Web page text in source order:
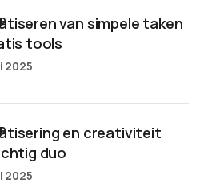
van simpele taken
tools
2025
en creativiteit
duo
2025